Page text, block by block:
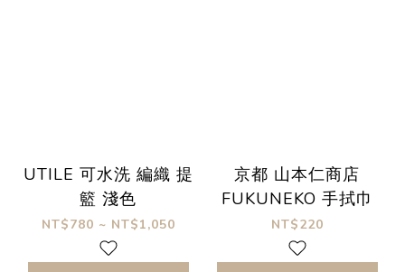
UTILE 可水洗 編織 提
籃 淺色
NT$780 ~ NT$1,050
京都 山本仁商店
FUKUNEKO 手拭巾
NT$220